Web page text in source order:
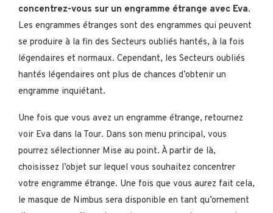
concentrez-vous sur un engramme étrange avec Eva.
Les engrammes étranges sont des engrammes qui peuvent
se produire à la fin des Secteurs oubliés hantés, à la fois
légendaires et normaux. Cependant, les Secteurs oubliés
hantés légendaires ont plus de chances d’obtenir un
engramme inquiétant.
Une fois que vous avez un engramme étrange, retournez
voir Eva dans la Tour. Dans son menu principal, vous
pourrez sélectionner Mise au point. À partir de là,
choisissez l’objet sur lequel vous souhaitez concentrer
votre engramme étrange. Une fois que vous aurez fait cela,
le masque de Nimbus sera disponible en tant qu’ornement